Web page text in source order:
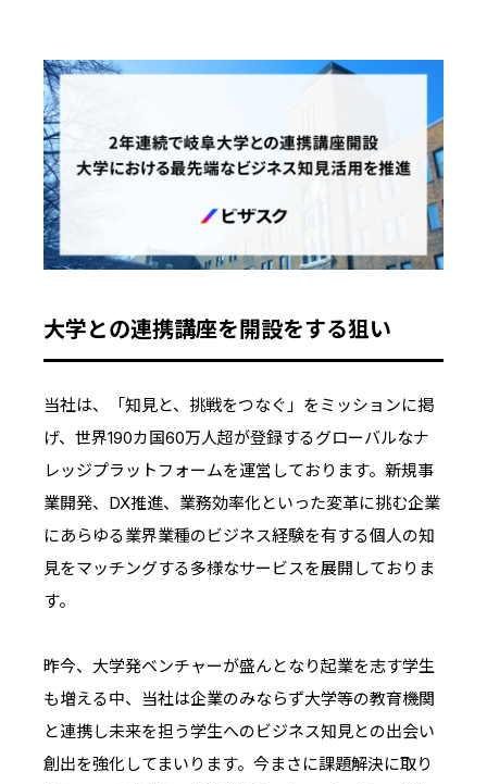
大学との連携講座を開設をする狙い
当社は、「知見と、挑戦をつなぐ」をミッションに掲
げ、世界190カ国60万人超が登録するグローバルなナ
レッジプラットフォームを運営しております。新規事
業開発、DX推進、業務効率化といった変革に挑む企業
にあらゆる業界業種のビジネス経験を有する個人の知
見をマッチングする多様なサービスを展開しておりま
す。
昨今、大学発ベンチャーが盛んとなり起業を志す学生
も増える中、当社は企業のみならず大学等の教育機関
と連携し未来を担う学生へのビジネス知見との出会い
創出を強化してまいります。今まさに課題解決に取り